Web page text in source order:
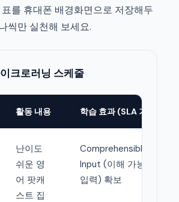
를 휴대폰 배경화면으로 저장해두
씩만 실천해 보세요.
크로러닝 스케줄
활동 내용 학습 효과 (SLA 기반)
난이도
쉬운 영
어 팟캐
스트 집
Comprehensible
Input (이해 가능한
입력) 확보